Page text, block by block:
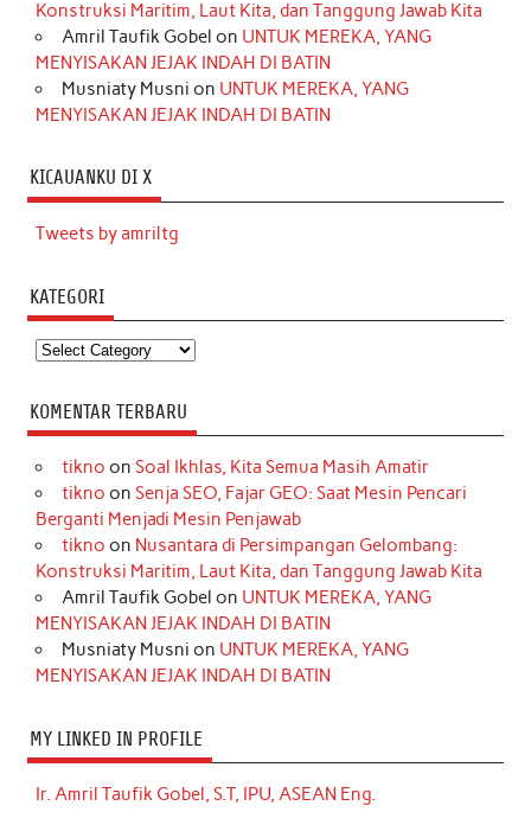
Konstruksi Maritim, Laut Kita, dan Tanggung Jawab Kita
Amril Taufik Gobel on UNTUK MEREKA, YANG
MENYISAKAN JEJAK INDAH DI BATIN
Musniaty Musni on UNTUK MEREKA, YANG
MENYISAKAN JEJAK INDAH DI BATIN
KICAUANKU DI X
Tweets by amriltg
KATEGORI
Kategori
KOMENTAR TERBARU
tikno on Soal Ikhlas, Kita Semua Masih Amatir
tikno on Senja SEO, Fajar GEO: Saat Mesin Pencari
Berganti Menjadi Mesin Penjawab
tikno on Nusantara di Persimpangan Gelombang:
Konstruksi Maritim, Laut Kita, dan Tanggung Jawab Kita
Amril Taufik Gobel on UNTUK MEREKA, YANG
MENYISAKAN JEJAK INDAH DI BATIN
Musniaty Musni on UNTUK MEREKA, YANG
MENYISAKAN JEJAK INDAH DI BATIN
MY LINKED IN PROFILE
Ir. Amril Taufik Gobel, S.T, IPU, ASEAN Eng.